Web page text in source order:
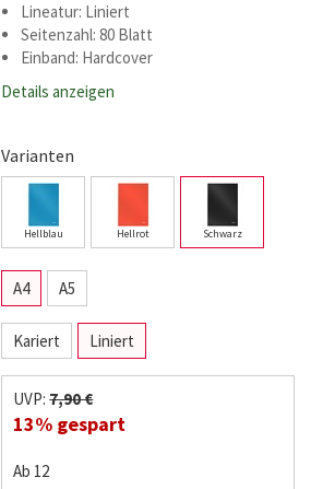
Lineatur: Liniert
Seitenzahl: 80 Blatt
Einband: Hardcover
Details anzeigen
Varianten
Hellblau Hellrot Schwarz
A4 A5
Kariert Liniert
UVP:7,90 €
13% gespart
Ab 12